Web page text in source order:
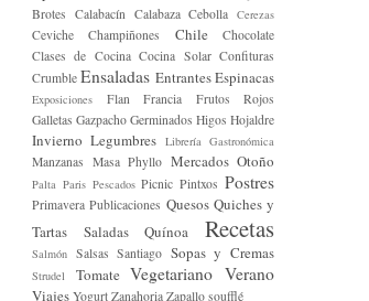
Brotes Calabacín Calabaza Cebolla Cerezas
Ceviche Champiñones Chile
Chocolate
Clases de Cocina Cocina Solar Confituras
Crumble Ensaladas EntrantesEspinacas
Exposiciones Flan Francia
Frutos Rojos
Galletas Gazpacho Germinados Higos Hojaldre
Invierno Legumbres Librería Gastronómica
Manzanas Masa Phyllo Mercados Otoño
Palta Paris Pescados Picnic Pintxos Postres
Primavera Publicaciones Quesos Quiches y
Tartas Saladas
Quínoa Recetas
Salmón Salsas Santiago Sopas y Cremas
Strudel Tomate Vegetariano Verano
Viajes Yogurt Zanahoria Zapallo soufflé